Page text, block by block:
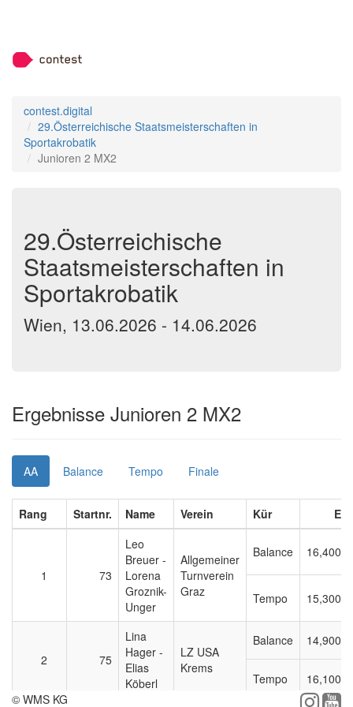
contest.digital
29.Österreichische Staatsmeisterschaften in
Sportakrobatik
Junioren 2 MX2
29.Österreichische
Staatsmeisterschaften in
Sportakrobatik
Wien, 13.06.2026 - 14.06.2026
Ergebnisse Junioren 2 MX2
AA Balance Tempo Finale
Rang Startnr. Name Verein Kür E
1 73
Leo
Breuer -
Lorena
Groznik-
Unger
Allgemeiner
Turnverein
Graz
Balance 16,400
Tempo 15,300
2 75
Lina
Hager -
Elias
Köberl
LZ USA
Krems
Balance 14,900
Tempo
16,100
© WMS KG